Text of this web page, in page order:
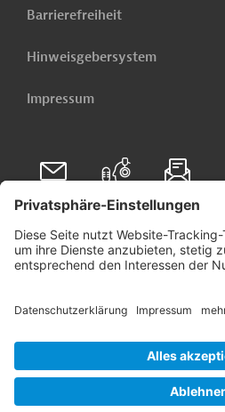
Barrierefreiheit
Hinweisgebersystem
Impressum
Folgen Sie uns auf
Linkedin
© 2026 Germany Trade & Invest